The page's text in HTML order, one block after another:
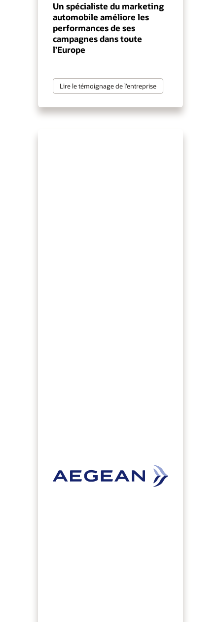
Un spécialiste du marketing
automobile améliore les
performances de ses
campagnes dans toute
l’Europe
Lire le témoignage de l’entreprise